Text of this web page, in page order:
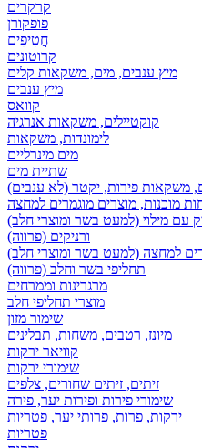
קרקרים
פופקורן
חֲטִיפִים
קרוטונים
מיץ ענבים, מים, משקאות קלים
מיץ ענבים
קוואס
קוקטיילים, משקאות אנרגיה
לימונדות, משקאות
מים מינרליים
שתיית מים
משקאות פירות, יקטר (לא ענבים)
מוכנות, מוצרים מוגמרים למחצה
עם מילוי (למעט בשר ומוצרי חלב)
ורניקים (פרווה)
למחצה (למעט בשר ומוצרי חלב)
תחליפי בשר וחלב (פרווה)
מרגרינות וממרחים
מוצרי תחליפי חלב
שימור מזון
מיונז, רטבים, משחות, תבלינים
קוויאר ירקות
שימורי ירקות
זיתים, זיתים שחורים, צלפים
שימורי פירות ופירות יער, פירה
ירקות, פרות, פרותי יער, פטריות
פטריות